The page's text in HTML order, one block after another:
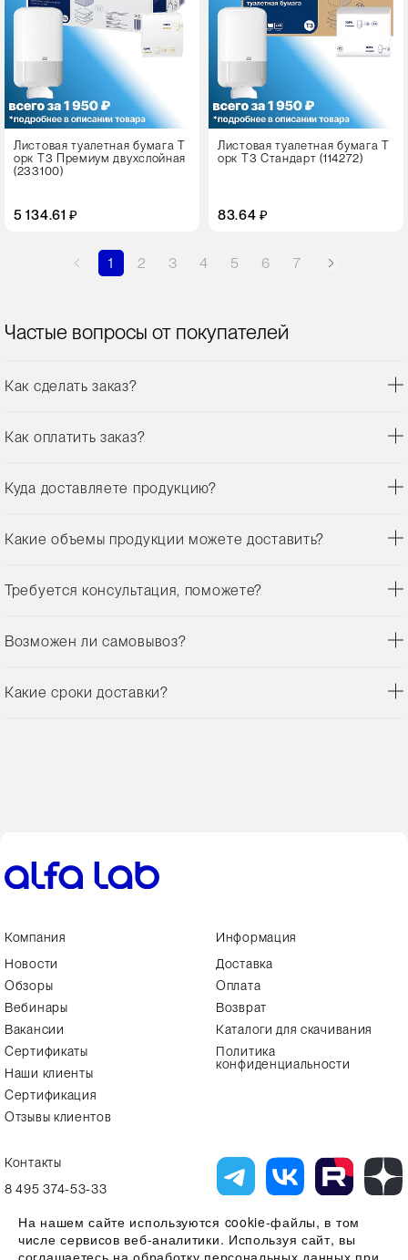
Листовая туалетная бумага Т
орк Т3 Премиум двухслойная
(233100)
5 134.61 ₽
Листовая туалетная бумага Т
орк Т3 Стандарт (114272)
83.64 ₽
1 2 3 4 5 6 7
Частые вопросы от покупателей
Как сделать заказ?
Как оплатить заказ?
Куда доставляете продукцию?
Какие объемы продукции можете доставить?
Требуется консультация, поможете?
Возможен ли самовывоз?
Какие сроки доставки?
Компания
Новости
Обзоры
Вебинары
Вакансии
Сертификаты
Наши клиенты
Сертификация
Отзывы клиентов
Информация
Доставка
Оплата
Возврат
Каталоги для скачивания
Политика
конфиденциальности
Контакты
8 495 374-53-33
На нашем сайте используются cookie-файлы, в том
числе сервисов веб-аналитики. Используя сайт, вы
соглашаетесь на обработку персональных данных при